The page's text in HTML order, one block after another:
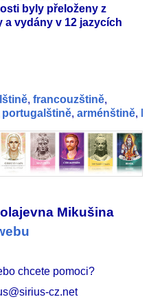
byly přeloženy z
a vydány v 12 jazycích
, francouzštině,
portugalštině, arménštině,
Mikušina
chcete pomoci?
cz.net